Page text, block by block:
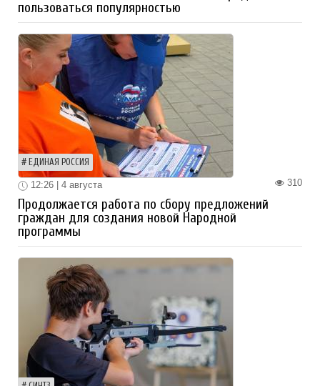
пользоваться популярностью
ЕДИНАЯ РОССИЯ
310
12:26 | 4 августа
Продолжается работа по сбору предложений
граждан для создания новой Народной
программы